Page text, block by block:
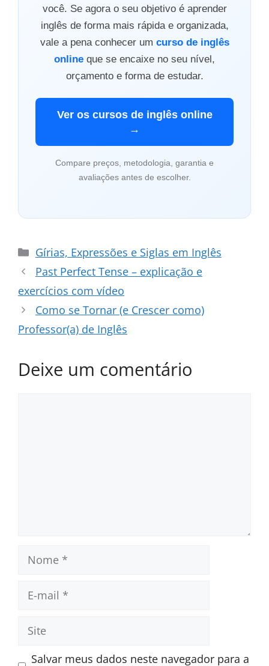
você. Se agora o seu objetivo é aprender
inglês de forma mais rápida e organizada,
vale a pena conhecer um curso de inglês
online que se encaixe no seu nível,
orçamento e forma de estudar.
Ver os cursos de inglês online
→
Compare preços, metodologia, garantia e
avaliações antes de escolher.
Categorias
Gírias, Expressões e Siglas em Inglês
Past Perfect Tense – explicação e
exercícios com vídeo
Como se Tornar (e Crescer como)
Professor(a) de Inglês
Deixe um comentário
mail
Site
Salvar meus dados neste navegador para a